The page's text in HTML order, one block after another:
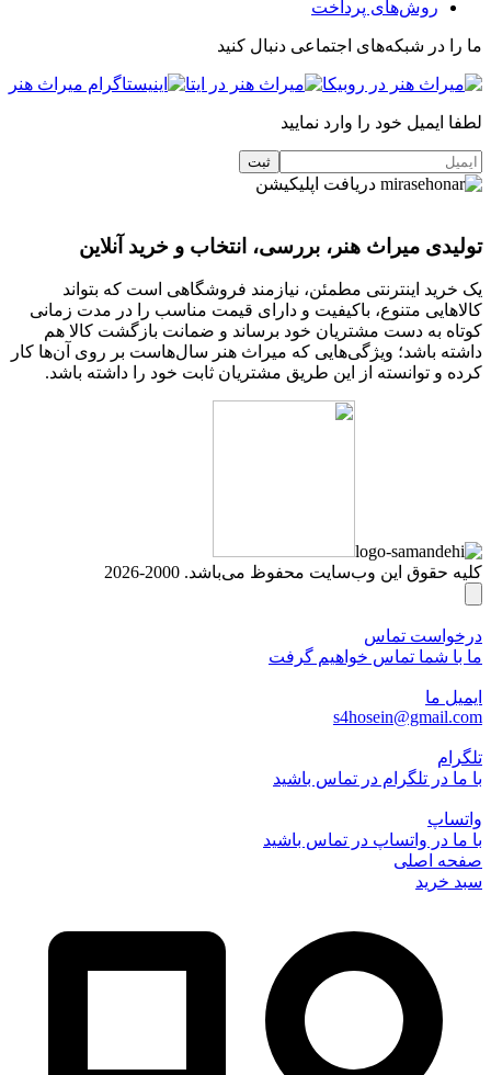
روش‌های پرداخت
ما را در شبکه‌های اجتماعی دنبال کنید
لطفا ایمیل خود را وارد نمایید
دریافت اپلیکیشن
تولیدی میراث هنر، بررسی، انتخاب و خرید آنلاین
یک خرید اینترنتی مطمئن، نیازمند فروشگاهی است که بتواند
کالاهایی متنوع، باکیفیت و دارای قیمت مناسب را در مدت زمانی
کوتاه به دست مشتریان خود برساند و ضمانت بازگشت کالا هم
داشته باشد؛ ویژگی‌هایی که میراث هنر سال‌هاست بر روی آن‌ها کار
کرده و توانسته از این طریق مشتریان ثابت خود را داشته باشد.
کلیه حقوق این وب‌سایت محفوظ می‌باشد. 2000-2026
درخواست تماس
ما با شما تماس خواهیم گرفت
ایمیل ما
s4hosein@gmail.com
تلگرام
با ما در تلگرام در تماس باشید
واتساپ
با ما در واتساپ در تماس باشید
صفحه اصلی
سبد خرید